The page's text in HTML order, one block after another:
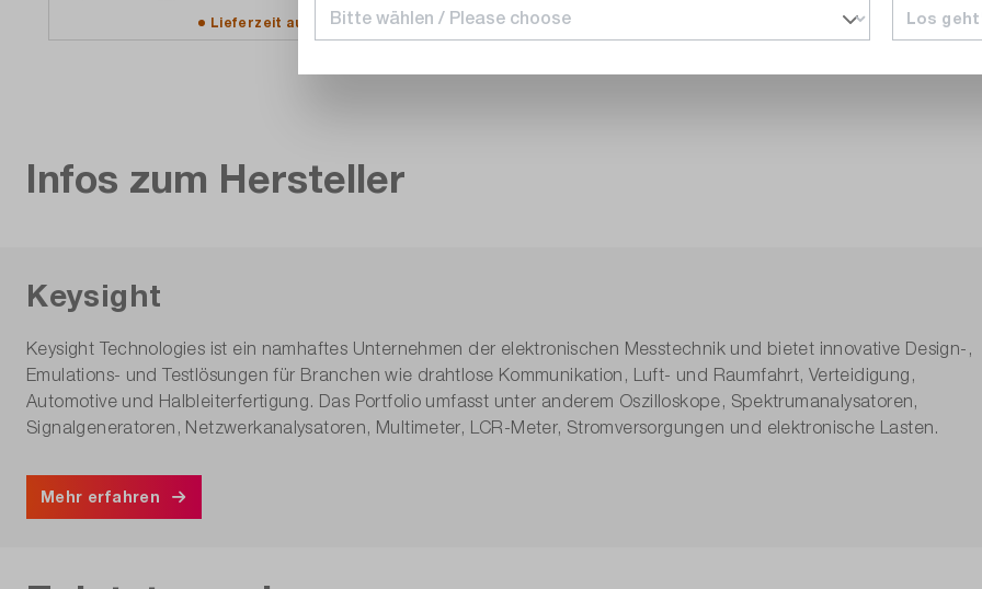
Lieferzeit auf Anfrage
Infos zum Hersteller
Keysight
Keysight Technologies ist ein namhaftes Unternehmen der elektronischen Messtechnik und bietet innovative Design-,
Emulations- und Testlösungen für Branchen wie drahtlose Kommunikation, Luft- und Raumfahrt, Verteidigung,
Automotive und Halbleiterfertigung. Das Portfolio umfasst unter anderem Oszilloskope, Spektrumanalysatoren,
Signalgeneratoren, Netzwerkanalysatoren, Multimeter, LCR-Meter, Stromversorgungen und elektronische Lasten.
Mehr erfahren
Los